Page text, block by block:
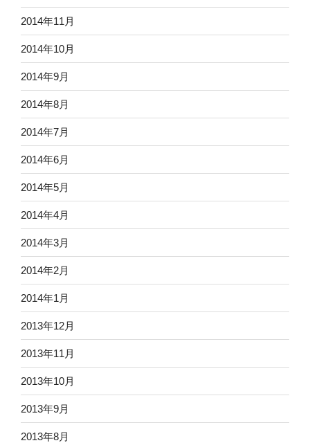
2014年11月
2014年10月
2014年9月
2014年8月
2014年7月
2014年6月
2014年5月
2014年4月
2014年3月
2014年2月
2014年1月
2013年12月
2013年11月
2013年10月
2013年9月
2013年8月